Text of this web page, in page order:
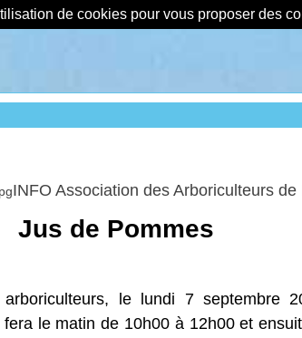
de cookies pour vous proposer des
INFO Association des Arboriculteurs de
Jus de Pommes
le lundi 7 septembre
fera le matin de 10h00 à 12h00 et